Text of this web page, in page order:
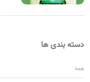
دسته بندی ها
همه